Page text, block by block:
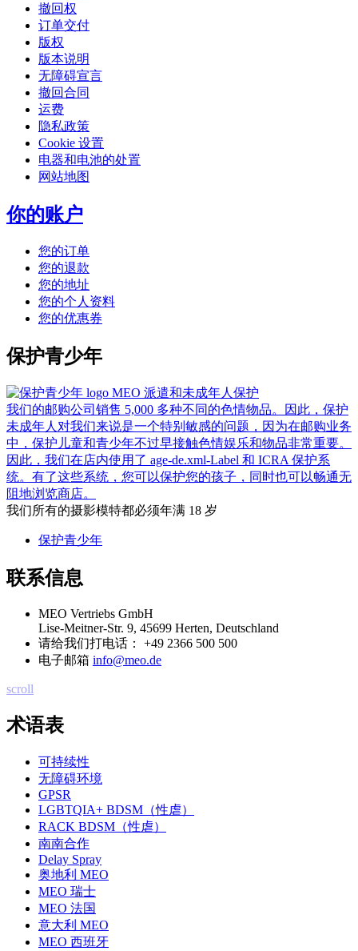
撤回权
订单交付
版权
版本说明
无障碍宣言
撤回合同
运费
隐私政策
Cookie 设置
电器和电池的处置
网站地图
你的账户
您的订单
您的退款
您的地址
您的个人资料
您的优惠券
保护青少年
MEO 派遣和未成年人保护
我们的邮购公司销售 5,000 多种不同的色情物品。因此，保护
未成年人对我们来说是一个特别敏感的问题，因为在邮购业务
中，保护儿童和青少年不过早接触色情娱乐和物品非常重要。
因此，我们在店内使用了 age-de.xml-Label 和 ICRA 保护系
统。有了这些系统，您可以保护您的孩子，同时也可以畅通无
阻地浏览商店。
我们所有的摄影模特都必须年满 18 岁
保护青少年
联系信息
MEO Vertriebs GmbH
Lise-Meitner-Str. 9, 45699 Herten, Deutschland
请给我们打电话： +49 2366 500 500
电子邮箱 info@meo.de
scroll
术语表
可持续性
无障碍环境
GPSR
LGBTQIA+ BDSM（性虐）
RACK BDSM（性虐）
南南合作
Delay Spray
奥地利 MEO
MEO 瑞士
MEO 法国
意大利 MEO
MEO 西班牙